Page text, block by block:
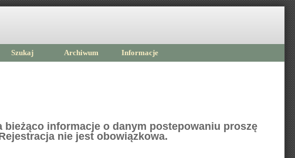
Szukaj Archiwum Informacje
informacje o danym postepowaniu proszę
nie jest obowiązkowa.